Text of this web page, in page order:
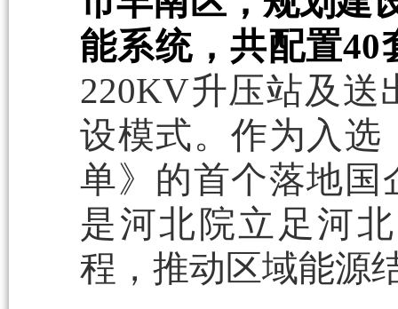
能系统，共配置
220KV升压站及送
设模式。作为入选
单》的首个落地国
是河北院立足河
程，推动区域能源